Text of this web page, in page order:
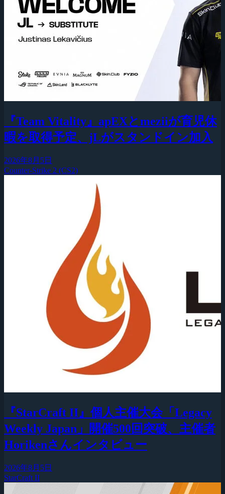
『Team Vitality』apEXとmeziiが育児休
暇を取得予定、jLがスタンドイン加入
2026年8月5日
Counter-Strike 2 (CS2)
『StarCraft II』個人主催大会「Legacy
Weekly Japan」開催500回突破、主催者
Horikenさんインタビュー
2026年8月5日
StarCraft II